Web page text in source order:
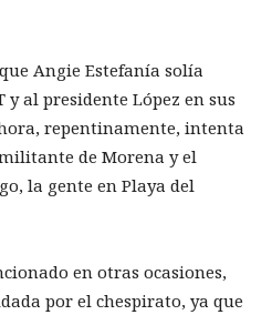
Angie Estefanía solía
al presidente López en sus
repentinamente, intenta
de Morena y el
la gente en Playa del
en otras ocasiones,
por el chespirato, ya que